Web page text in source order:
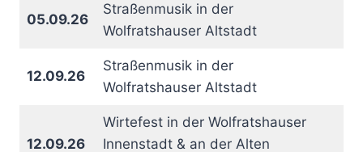
05.09.26
Straßenmusik in der
Wolfratshauser Altstadt
12.09.26
Straßenmusik in der
Wolfratshauser Altstadt
12.09.26
Wirtefest in der Wolfratshauser
Innenstadt & an der Alten